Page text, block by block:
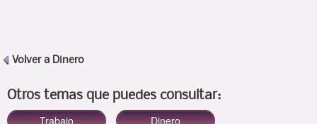
Volver a Dinero
Otros temas que puedes consultar: